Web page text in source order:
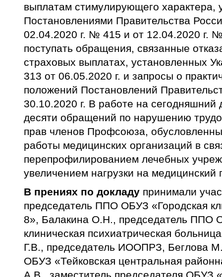
выплатам стимулирующего характера,
Постановлениями Правительства
02.04.2020 г. № 415 и от 12.04.2020 г.
поступать обращения, связанные
страховых выплатах, установленных
313 от 06.05.2020 г. и запросы о
положений Постановлений
30.10.2020 г. В работе на сегодняшний
десяти обращений по нарушению
прав членов Профсоюза,
работы медицинских организаций в
перепрофилированием лечебных
увеличением нагрузки на медицинский
В прениях по докладу принимали
председатель ППО ОБУЗ «Городская
8», Балакина О.Н., председатель ППО
клиническая психиатрическая
Г.В., председатель ИООПРЗ, Беглова
ОБУЗ «Тейковская центральная